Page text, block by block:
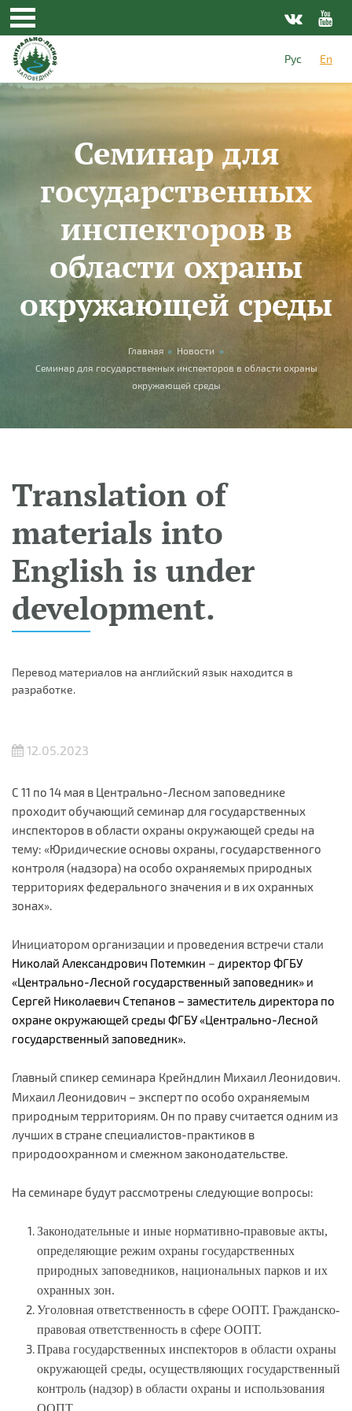
Skip to main content
Рус
En
Семинар для
государственных
инспекторов в
области охраны
окружающей среды
You are here
Главная » Новости »
Семинар для государственных инспекторов в области охраны
окружающей среды
Translation of
materials into
English is under
development.
Перевод материалов на английский язык находится в
разработке.
12.05.2023
С 11 по 14 мая в Центрально-Лесном заповеднике
проходит обучающий семинар для государственных
инспекторов в области охраны окружающей среды на
тему: «Юридические основы охраны, государственного
контроля (надзора) на особо охраняемых природных
территориях федерального значения и в их охранных
зонах».
Инициатором организации и проведения встречи стали
Николай Александрович Потемкин – директор ФГБУ
«Центрально-Лесной государственный заповедник» и
Сергей Николаевич Степанов – заместитель директора по
охране окружающей среды ФГБУ «Центрально-Лесной
государственный заповедник».
Главный спикер семинара Крейндлин Михаил Леонидович.
МихаилЛеонидович – эксперт по особо охраняемым
природным территориям. Он по праву считается одним из
лучших в стране специалистов-практиков в
природоохранном и смежном законодательстве.
На семинаре будут рассмотрены следующие вопросы:
Законодательные и иные нормативно-правовые акты,
определяющие режим охраны государственных
природных заповедников, национальных парков и их
охранных зон.
Уголовная ответственность в сфере ООПТ. Гражданско-
правовая ответственность в сфере ООПТ.
Права государственных инспекторов в области охраны
окружающей среды, осуществляющих государственный
контроль (надзор) в области охраны и использования
ООПТ.